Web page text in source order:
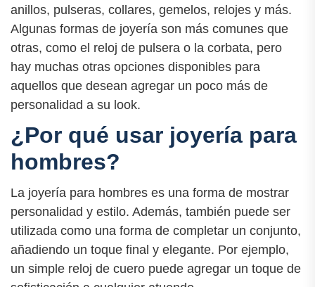
anillos, pulseras, collares, gemelos, relojes y más.
Algunas formas de joyería son más comunes que
otras, como el reloj de pulsera o la corbata, pero
hay muchas otras opciones disponibles para
aquellos que desean agregar un poco más de
personalidad a su look.
¿Por qué usar joyería para
hombres?
La joyería para hombres es una forma de mostrar
personalidad y estilo. Además, también puede ser
utilizada como una forma de completar un conjunto,
añadiendo un toque final y elegante. Por ejemplo,
un simple reloj de cuero puede agregar un toque de